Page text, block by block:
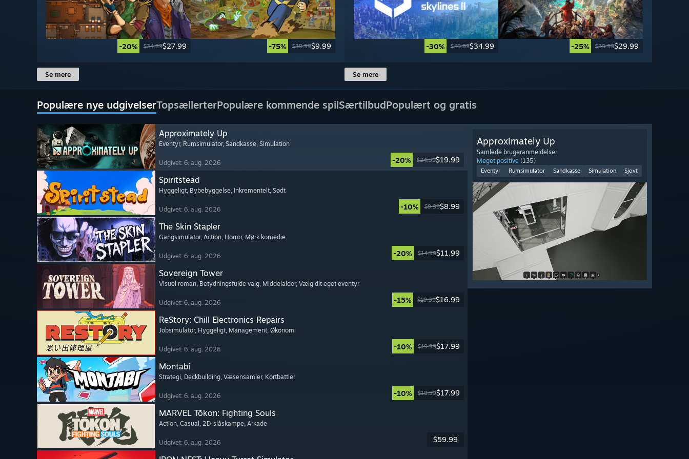
-20% $34.99$27.99 -75% $39.99$9.99
Se mere
-30% $49.99$34.99 -25% $39.99$29.99
Se mere
Populære nye udgivelserTopsællerterPopulære kommende spilSærtilbudPopulært og gratis
Approximately Up
Eventyr, Rumsimulator, Sandkasse, Simulation
Udgivet: 6. aug. 2026 -20% $24.99$19.99
Spiritstead
Hyggeligt, Bybebyggelse, Inkrementelt, Sødt
Udgivet: 6. aug. 2026 -10% $9.99$8.99
The Skin Stapler
Gangsimulator, Action, Horror, Mørk komedie
Udgivet: 6. aug. 2026 -20% $14.99$11.99
Sovereign Tower
Visuel roman, Betydningsfulde valg, Middelalder, Vælg dit eget eventyr
Udgivet: 6. aug. 2026 -15% $19.99$16.99
ReStory: Chill Electronics Repairs
Jobsimulator, Hyggeligt, Management, Økonomi
Udgivet: 6. aug. 2026 -10% $19.99$17.99
Montabi
Strategi, Deckbuilding, Væsensamler, Kortbattler
Udgivet: 6. aug. 2026 -10% $19.99$17.99
MARVEL Tōkon: Fighting Souls
Action, Casual , 2D-slåskampe, Arkade
Udgivet: 6. aug. 2026 $59.99
Approximately Up
Samlede brugeranmeldelser
Meget positive (135)
Eventyr Rumsimulator Sandkasse Simulation Sjovt